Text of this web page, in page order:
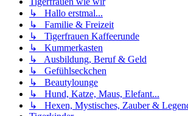
↳ Hallo erstmal...
↳ Familie & Freizeit
↳ Tigerfrauen Kaffeerunde
↳ Kummerkasten
↳ Ausbildung, Beruf & Geld
↳ Gefühlseckchen
↳ Beautylounge
↳ Hund, Katze, Maus, Elefant...
↳ Hexen, Mystisches, Zauber &